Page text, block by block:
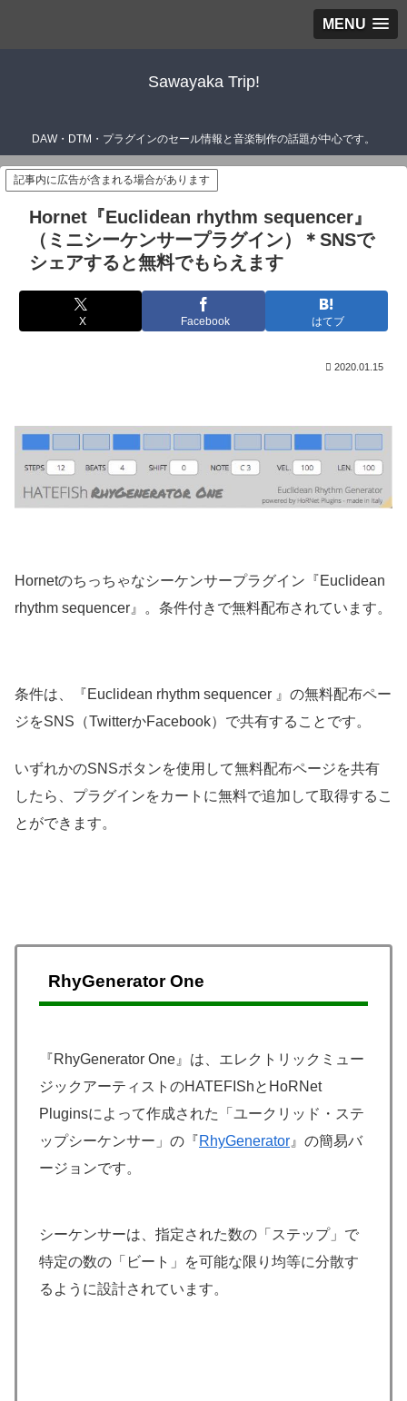
MENU
Sawayaka Trip!
DAW・DTM・プラグインのセール情報と音楽制作の話題が中心です。
記事内に広告が含まれる場合があります
Hornet『Euclidean rhythm sequencer』
（ミニシーケンサープラグイン）＊SNSで
シェアすると無料でもらえます
X Facebook はてブ
2020.01.15
Hornetのちっちゃなシーケンサープラグイン『Euclidean
rhythm sequencer』。条件付きで無料配布されています。
条件は、『Euclidean rhythm sequencer 』の無料配布ペー
ジをSNS（TwitterかFacebook）で共有することです。
いずれかのSNSボタンを使用して無料配布ページを共有
したら、プラグインをカートに無料で追加して取得するこ
とができます。
RhyGenerator One
『RhyGenerator One』は、エレクトリックミュー
ジックアーティストのHATEFIShとHoRNet
Pluginsによって作成された「ユークリッド・ステ
ップシーケンサー」の『RhyGenerator 』の簡易バ
ージョンです。
シーケンサーは、指定された数の「ステップ」で
特定の数の「ビート」を可能な限り均等に分散す
るように設計されています。